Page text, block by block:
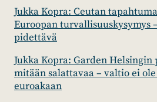
Jukka Kopra: Ceutan
Euroopan turvallisuuskysymys
pidettävä
Jukka Kopra: Garden Helsingin
mitään salattavaa – valtio ei
euroakaan